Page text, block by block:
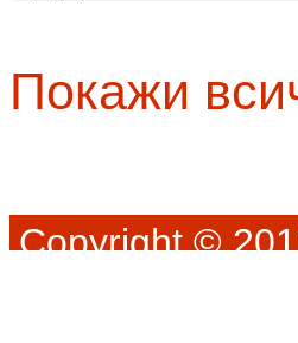
Покажи
Copyright ©